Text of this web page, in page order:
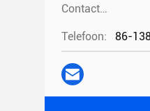
Contactpersonen:
Telefoon: 86-